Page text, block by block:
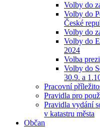
Volby do
Volby do
České
Volby do
Volby do
2024
Volba
Volby do
30.9. a
Pracovní
Pravidla pro
Pravidla vydání
v katastru města
Občan